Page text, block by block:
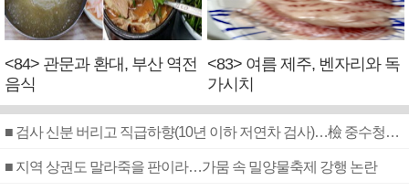
<84> 관문과 환대, 부산 역전
음식
<83> 여름 제주, 벤자리와 독
가시치
■ 검사 신분 버리고 직급하향(10년 이하 저연차 검사)…檢 중수청행 기피
■ 지역 상권도 말라죽을 판이라…가뭄 속 밀양물축제 강행 논란